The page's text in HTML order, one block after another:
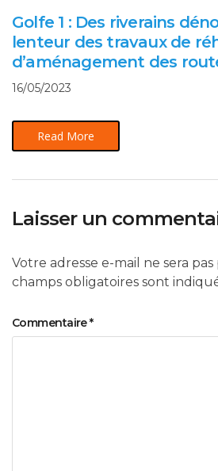
Golfe 1 : Des riverains
lenteur des travaux de
d’aménagement des
16/05/2023
Read More
Laisser un
Votre adresse e-mail ne sera
champs obligatoires sont
Commentaire*